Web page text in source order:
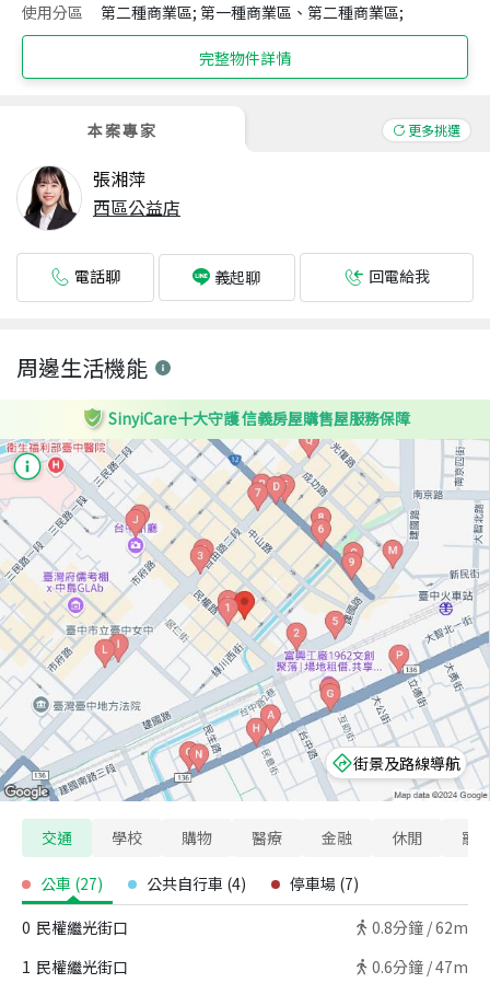
使用分區
第二種商業區; 第一種商業區、第二種商業區;
完整物件詳情
本案專家 更多挑選
張湘萍
西區公益店
電話聊 義起聊 回電給我
周邊生活機能
SinyiCare十大守護 信義房屋購售屋服務保障
街景及路線導航
交通 學校 購物 醫療 金融 休閒 寵
公車 (27) 公共自行車 (4) 停車場 (7)
0 民權繼光街口 0.8分鐘 /62m
1 民權繼光街口 0.6分鐘 /47m